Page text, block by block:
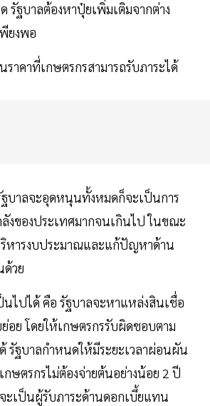
รัฐบาลต้องหาปุ๋ยเพิ่มเติมจากต่าง
ยงพอ
ราคาที่เกษตรกรสามารถรับภาระได้
ฐบาลจะอุดหนุนทั้งหมดก็จะเป็นการ
งของประเทศมากจนเกินไป ในขณะ
ริหารงบประมาณและแก้ปัญหาด้าน
วย
ไปได้ คือ รัฐบาลจะหาแหล่งสินเชื่อ
อย โดยให้เกษตรกรรับผิดชอบตาม
รัฐบาลกำหนดให้มีระยะเวลาผ่อนผัน
ษตรกรไม่ต้องจ่ายต้นอย่างน้อย 2 ปี
ะเป็นผู้รับภาระด้านดอกเบี้ยแทน